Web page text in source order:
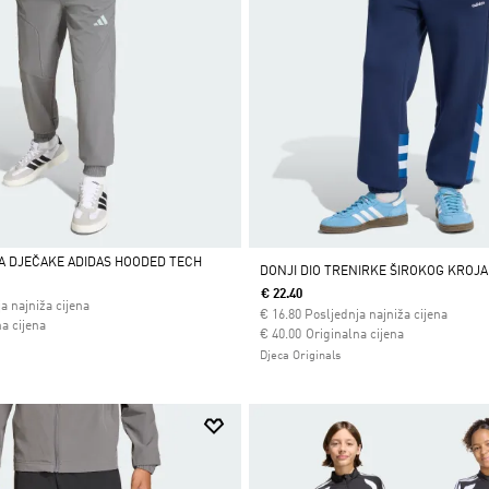
DJEČAKE ADIDAS HOODED TECH
najniža cijena
cijena
DONJI DIO TRENIRKE ŠIROKOG
€ 22.40
€
16.80 Posljednja najniža cijena
Originalna cijena
Cijena umanjena od
€ 40.00za
Djeca Originals